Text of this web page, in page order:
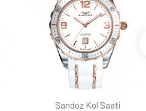
Sandoz Kol Saati